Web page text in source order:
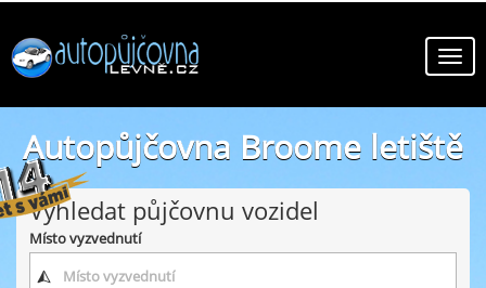
Autopůjčovna Broome letiště
online autopůjčovny ve městě Broome letiště
Vyhledat půjčovnu vozidel
Místo vyzvednutí